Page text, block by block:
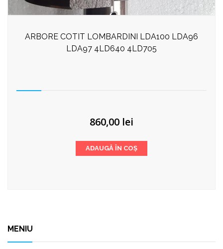
ARBORE COTIT LOMBARDINI LDA100 LDA96
LDA97 4LD640 4LD705
860,00 lei
ADAUGĂ ÎN COȘ
MENIU